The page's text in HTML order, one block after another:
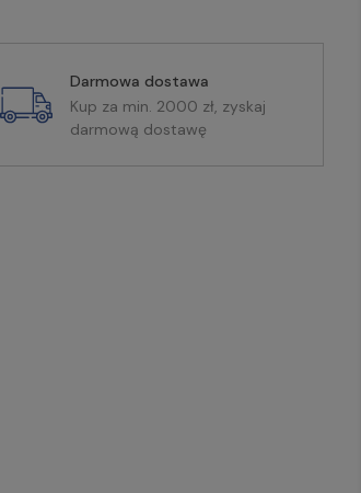
Darmowa dostawa
Kup za min. 2000 zł, zyskaj
darmową dostawę